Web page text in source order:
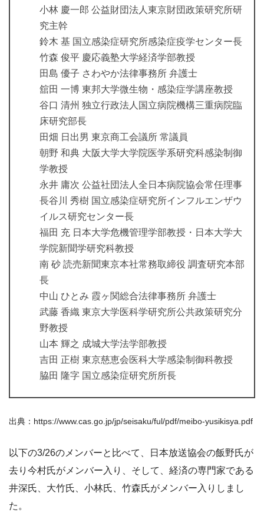
小林 慶一郎 公益財団法人東京財団政策研究所研
究主幹
鈴木 基 国立感染症研究所感染症疫学センター長
竹森 俊平 慶応義塾大学経済学部教授
田島 優子 さわやか法律事務所 弁護士
舘田 一博 東邦大学微生物・感染症学講座教授
谷口 清州 独立行政法人国立病院機構三重病院臨
床研究部長
田畑 日出男 東京商工会議所 常議員
朝野 和典 大阪大学大学院医学系研究科感染制御
学教授
永井 庸次 公益社団法人全日本病院協会常任理事
長谷川 秀樹 国立感染症研究所インフルエンザウ
イルス研究センター長
福田 充 日本大学危機管理学部教授・日本大学大
学院新聞学研究科教授
南 砂 読売新聞東京本社常務取締役 調査研究本部
長
中山 ひとみ 霞ヶ関総合法律事務所 弁護士
武藤 香織 東京大学医科学研究所公共政策研究分
野教授
山本 輝之 成城大学法学部教授
吉田 正樹 東京慈恵会医科大学感染制御科教授
脇田 隆字 国立感染症研究所所長
出典：https://www.cas.go.jp/jp/seisaku/ful/pdf/meibo-yusikisya.pdf
以下の3/26のメンバーと比べて、日本放送協会の飯野氏が
去り今村氏がメンバー入り、そして、経済の専門家である
井深氏、大竹氏、小林氏、竹森氏がメンバー入りしまし
た。